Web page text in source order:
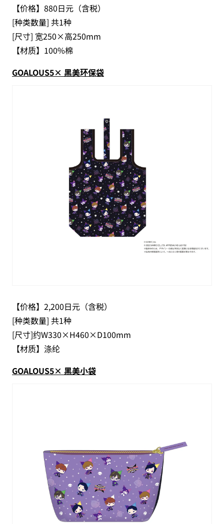
【价格】880日元（含税）
[种类数量] 共1种
[尺寸] 宽250×高250mm
【材质】100%棉
GOALOUS5× 黑美环保袋
【价格】2,200日元（含税）
[种类数量] 共1种
[尺寸]约W330×H460×D100mm
【材质】涤纶
GOALOUS5× 黑美小袋